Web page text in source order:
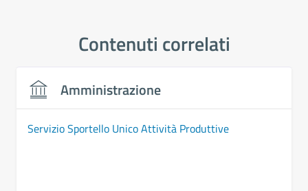
Contenuti correlati
Amministrazione
Servizio Sportello Unico Attività Produttive